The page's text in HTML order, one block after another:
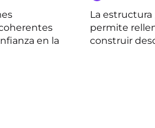
en la
La
permite
construir